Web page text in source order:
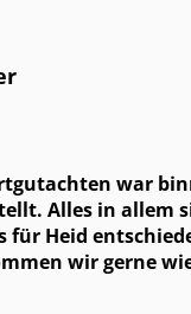
war
Alles in allem
für Heid
wir gerne